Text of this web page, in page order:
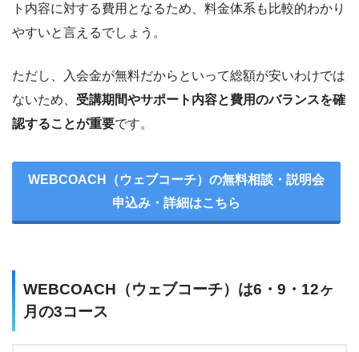
ト内容に対する費用となるため、料金体系も比較的わかり
やすいと言えるでしょう。
ただし、入会金が無料だからといって総額が安いわけでは
ないため、 受講期間やサポート内容と費用のバランスを確
認することが重要です。
WEBCOACH（ウェブコーチ）の無料相談・説明会
申込み・詳細はこちら
WEBCOACH（ウェブコーチ）は6・9・12ヶ
月の3コース